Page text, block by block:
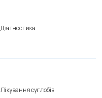
Діагностика
Лікування суглобів